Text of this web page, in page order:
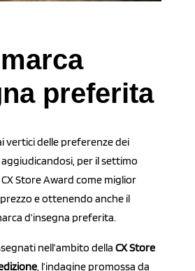
preferita
vertici delle preferenze dei
per il settimo
Store Award come miglior
e ottenendo anche il
d’insegna preferita.
nell’ambito della CX Store
, l’indagine promossa da